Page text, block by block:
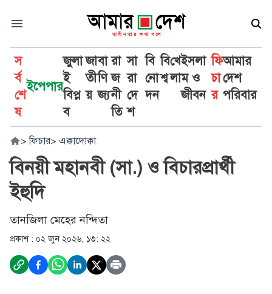
স
র্ব
শে
ষ
ইপেপার
জুলা
ই
বিপ্ল
ব
জা
তী
য়
বা
ণি
জ্য
রা
জ
নী
তি
সা
রা
দে
শ
বি
নো
দন
বি
শ্ব
খে
লা
ইসলা
ম ও
জীবন
ফি
চা
র
আমার
দেশ
পরিবার
> ফিচার> এক্কাদোক্কা
বিনয়ী মহানবী (সা.) ও বিচারপ্রার্থী
ইহুদি
তানজিলা মেহের নন্দিতা
প্রকাশ : ০২ জুন ২০২৬, ১৩: ২২